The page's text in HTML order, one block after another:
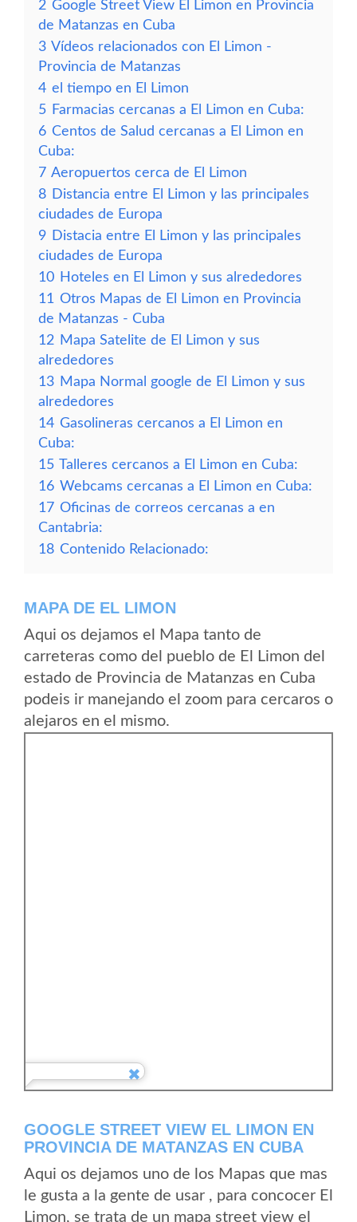
2 Google Street View El Limon en Provincia
de Matanzas en Cuba
3 Vídeos relacionados con El Limon -
Provincia de Matanzas
4 el tiempo en El Limon
5 Farmacias cercanas a El Limon en Cuba:
6 Centos de Salud cercanas a El Limon en
Cuba:
7 Aeropuertos cerca de El Limon
8 Distancia entre El Limon y las principales
ciudades de Europa
9 Distacia entre El Limon y las principales
ciudades de Europa
10 Hoteles en El Limon y sus alrededores
11 Otros Mapas de El Limon en Provincia
de Matanzas - Cuba
12 Mapa Satelite de El Limon y sus
alrededores
13 Mapa Normal google de El Limon y sus
alrededores
14 Gasolineras cercanos a El Limon en
Cuba:
15 Talleres cercanos a El Limon en Cuba:
16 Webcams cercanas a El Limon en Cuba:
17 Oficinas de correos cercanas a en
Cantabria:
18 Contenido Relacionado:
MAPA DE EL LIMON
Aqui os dejamos el Mapa tanto de
carreteras como del pueblo de El Limon del
estado de Provincia de Matanzas en Cuba
podeis ir manejando el zoom para cercaros o
alejaros en el mismo.
GOOGLE STREET VIEW EL LIMON EN
PROVINCIA DE MATANZAS EN CUBA
Aqui os dejamos uno de los Mapas que mas
le gusta a la gente de usar , para concocer El
Limon, se trata de un mapa street view el